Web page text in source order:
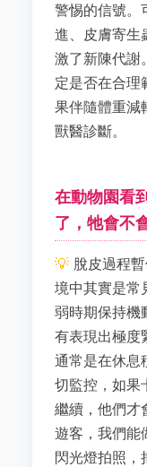
警惕的信號。
進、皮膚寄生
激了新陳代謝
定是否在合理
果伴隨體重減
獸醫診斷。
在動物園看
了，牠會不
脫皮過程
境中其實是常
弱時期保持機
有表現出極度
通常是在休息
切監控，如果
繼續，他們才
遊客，我們能
閃光燈拍照，